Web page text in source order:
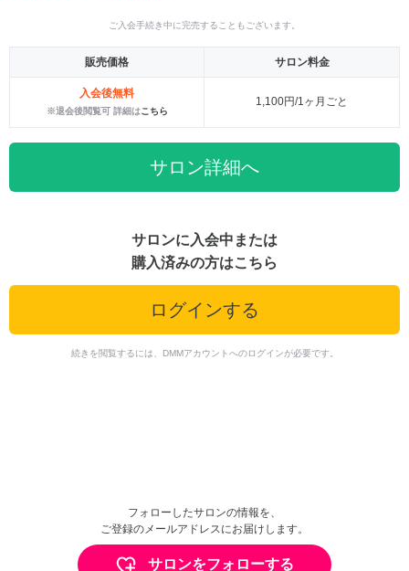
ご入会手続き中に完売することもございます。
販売価格 サロン料金
入会後無料
※退会後閲覧可 詳細はこちら
1,100円/1ヶ月ごと
サロン詳細へ
サロンに入会中または
購入済みの方はこちら
ログインする
続きを閲覧するには、DMMアカウントへのログインが必要です。
フォローしたサロンの情報を、
ご登録のメールアドレスにお届けします。
サロンをフォローする